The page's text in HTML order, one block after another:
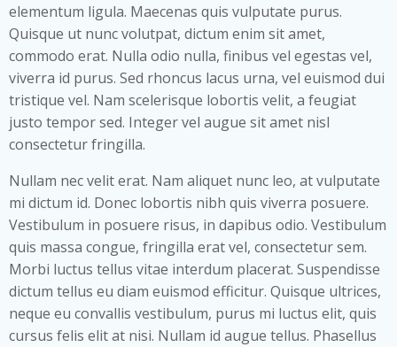
elementum ligula. Maecenas quis vulputate purus.
Quisque ut nunc volutpat, dictum enim sit amet,
commodo erat. Nulla odio nulla, finibus vel egestas vel,
viverra id purus. Sed rhoncus lacus urna, vel euismod dui
tristique vel. Nam scelerisque lobortis velit, a feugiat
justo tempor sed. Integer vel augue sit amet nisl
consectetur fringilla.
Nullam nec velit erat. Nam aliquet nunc leo, at vulputate
mi dictum id. Donec lobortis nibh quis viverra posuere.
Vestibulum in posuere risus, in dapibus odio. Vestibulum
quis massa congue, fringilla erat vel, consectetur sem.
Morbi luctus tellus vitae interdum placerat. Suspendisse
dictum tellus eu diam euismod efficitur. Quisque ultrices,
neque eu convallis vestibulum, purus mi luctus elit, quis
cursus felis elit at nisi. Nullam id augue tellus. Phasellus